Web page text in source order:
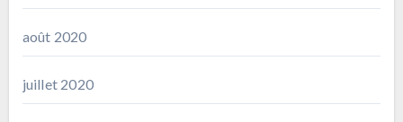
août 2020
juillet 2020